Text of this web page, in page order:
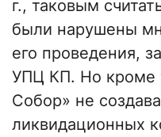
г., таковым
были нарушены
его проведения,
УПЦ КП. Но кроме
Собор» не
ликвидационных